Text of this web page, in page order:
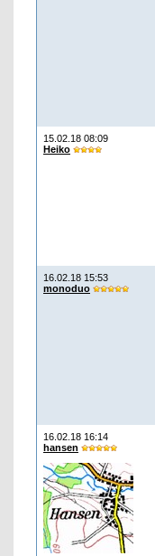
15.02.18 08:09
Heiko
16.02.18 15:53
monoduo
16.02.18 16:14
hansen